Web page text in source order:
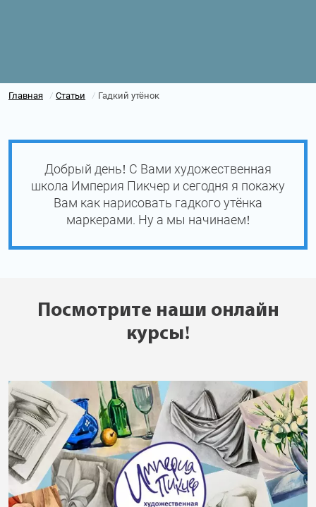
Главная / Статьи / Гадкий утёнок
Добрый день! С Вами художественная
школа Империя Пикчер и сегодня я покажу
Вам как нарисовать гадкого утёнка
маркерами. Ну а мы начинаем!
Посмотрите наши онлайн
курсы!